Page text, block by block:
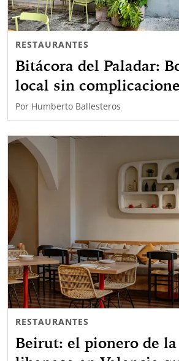
RESTAURANTES
Bitácora del Paladar:
local sin
Por Humberto Ballesteros
RESTAURANTES
Beirut: el pionero de